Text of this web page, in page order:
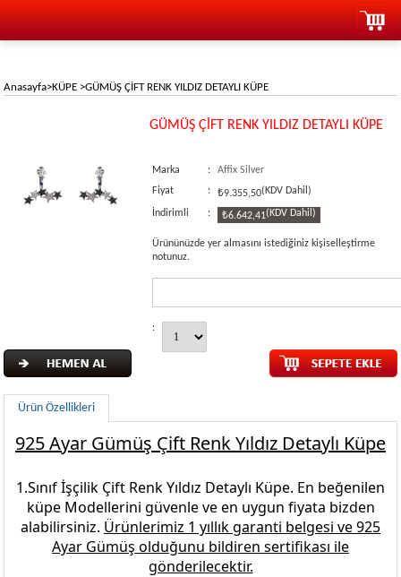
Anasayfa>KÜPE >GÜMÜŞ ÇİFT RENK YILDIZ DETAYLI KÜPE
GÜMÜŞ ÇİFT RENK YILDIZ DETAYLI KÜPE
Marka :
Affix Silver
Fiyat
: ₺9.355,50(KDV Dahil)
İndirimli : ₺6.642,41(KDV Dahil)
Ürününüzde yer almasını istediğiniz kişiselleştirme
notunuz.
:
Ürün Özellikleri
925 Ayar Gümüş Çift Renk Yıldız Detaylı Küpe
1.Sınıf İşçilik Çift Renk Yıldız Detaylı Küpe. En beğenilen
küpe Modellerini güvenle ve en uygun fiyata bizden
alabilirsiniz. Ürünlerimiz 1 yıllık garanti belgesi ve925
Ayar Gümüş olduğunu bildiren sertifikası ile
gönderilecektir.